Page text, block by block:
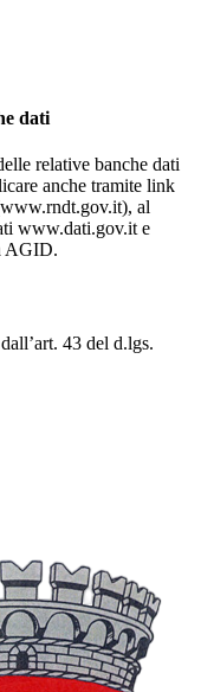
dati
relative banche dati
anche tramite link
al
www.dati.gov.it e
AGID.
43 del d.lgs.